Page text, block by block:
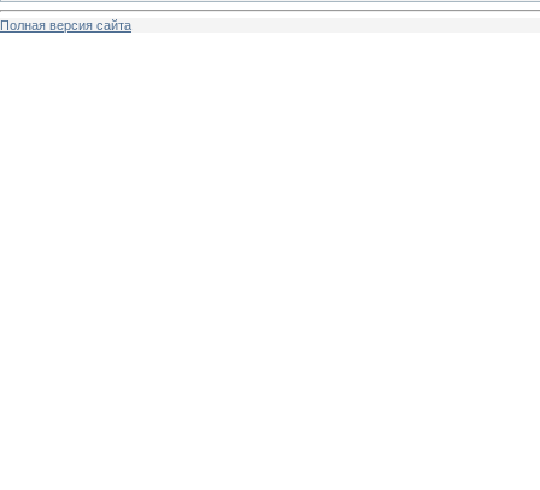
Полная версия сайта